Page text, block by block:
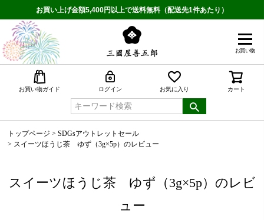
お買い上げ金額5,400円以上で送料無料（配送先1件あたり）
お買い物
お買い物ガイド ログイン お気に入り カート
トップページ
SDGsアウトレットセール
スイーツほうじ茶 ゆず（3g×5p）のレビュー
スイーツほうじ茶 ゆず（3g×5p）のレビ
ュー